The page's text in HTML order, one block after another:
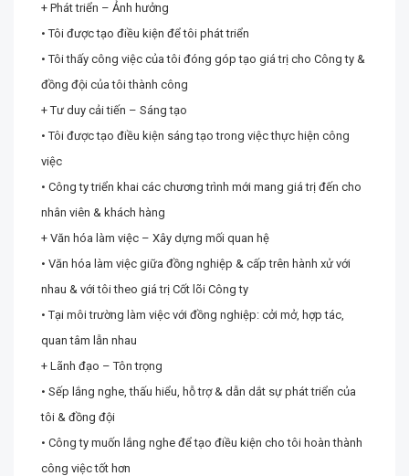
+ Phát triển – Ảnh hưởng
• Tôi được tạo điều kiện để tôi phát triển
• Tôi thấy công việc của tôi đóng góp tạo giá trị cho Công ty &
đồng đội của tôi thành công
+ Tư duy cải tiến – Sáng tạo
• Tôi được tạo điều kiện sáng tạo trong việc thực hiện công
việc
• Công ty triển khai các chương trình mới mang giá trị đến cho
nhân viên & khách hàng
+ Văn hóa làm việc – Xây dựng mối quan hệ
• Văn hóa làm việc giữa đồng nghiệp & cấp trên hành xử với
nhau & với tôi theo giá trị Cốt lõi Công ty
• Tại môi trường làm việc với đồng nghiệp: cởi mở, hợp tác,
quan tâm lẫn nhau
+ Lãnh đạo – Tôn trọng
• Sếp lắng nghe, thấu hiểu, hỗ trợ & dẫn dắt sự phát triển của
tôi & đồng đội
• Công ty muốn lắng nghe để tạo điều kiện cho tôi hoàn thành
công việc tốt hơn